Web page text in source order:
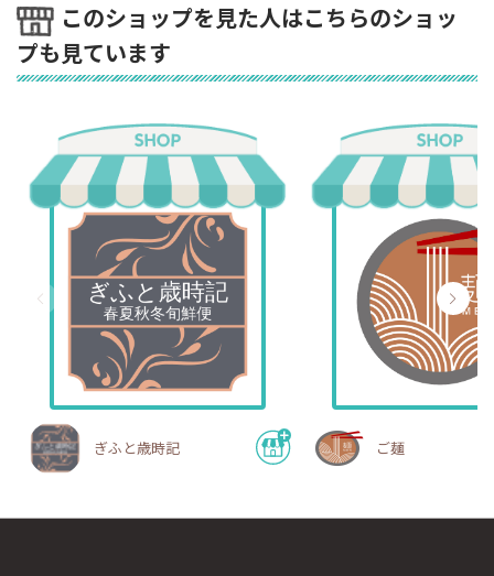
このショップを見た人はこちらのショッ
プも見ています
ぎふと歳時記 ご麺